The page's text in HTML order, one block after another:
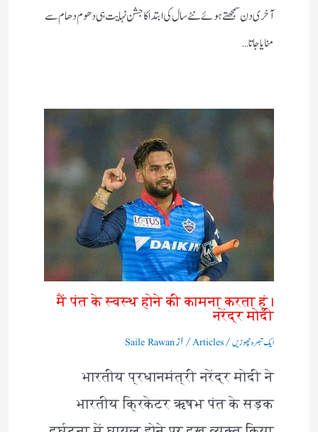
آخری دن سمجھتے ہوئے نئے سال کی ابتداکا جشن نہایت ہی دھوم دھام سے
منایاجاتا…
मैं पंत के स्वस्थ होने की कामना करता हूं।
नरेंद्र मोदी
ایک تبصرہ چھوڑیں/
Articles/ ازSaile Rawan
भारतीय प्रधानमंत्री नरेंद्र मोदी ने
भारतीय क्रिकेटर ऋषभ पंत के सड़क